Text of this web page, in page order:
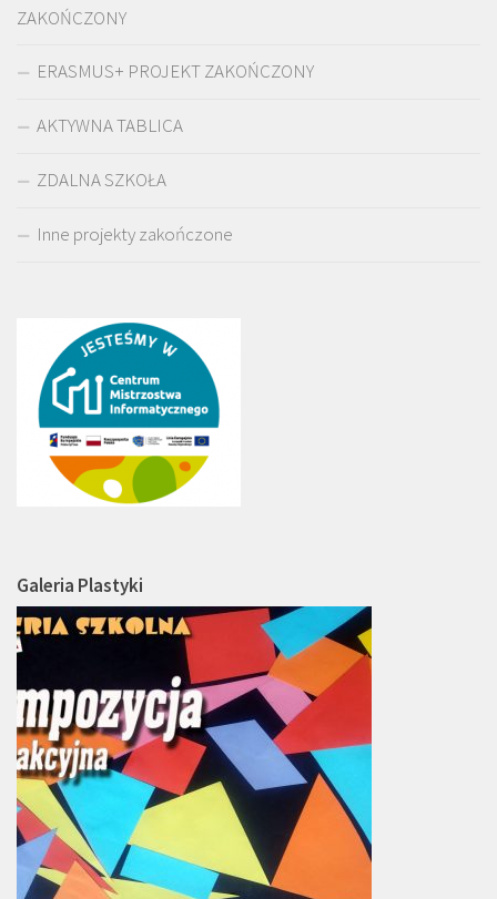
ZAKOŃCZONY
ERASMUS+ PROJEKT ZAKOŃCZONY
AKTYWNA TABLICA
ZDALNA SZKOŁA
Inne projekty zakończone
Galeria Plastyki